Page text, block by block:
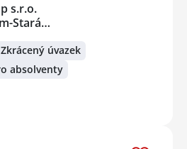
s.r.o.
Stará…
Zkrácený úvazek
absolventy